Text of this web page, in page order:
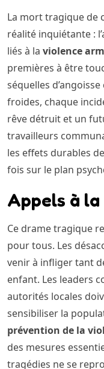
La mort tragique de
réalité inquiétante :
liés à la violence
premières à être
séquelles
froides, chaque
rêve détruit et un
travailleurs
les effets durables
fois sur le plan
Appels à
Ce drame tragique
pour tous. Les
venir à infliger tant
enfant. Les leaders
autorités locales
sensibiliser la
prévention de la
des mesures
tragédies ne se